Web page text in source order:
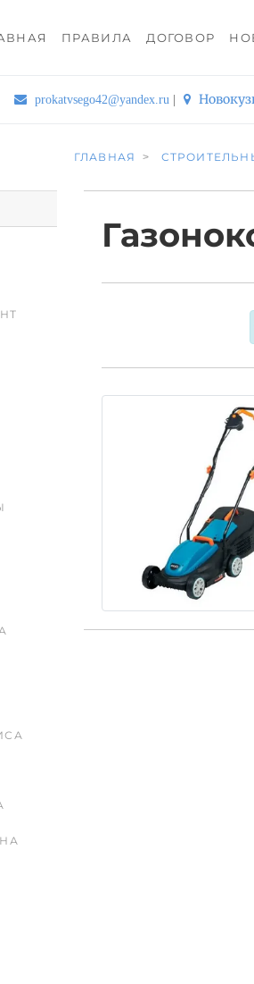
ПРАВИЛА ДОГОВОР
prokatvsego42@yandex.ru |
ГЛАВНАЯ